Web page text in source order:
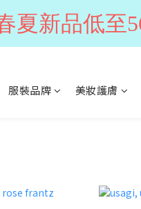
服裝品牌 美妝護膚
夏新品低至